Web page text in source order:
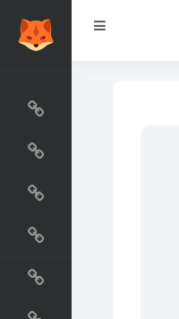
最新收录
网站资源榜
交流排行榜
金融排行榜
阅读排行榜